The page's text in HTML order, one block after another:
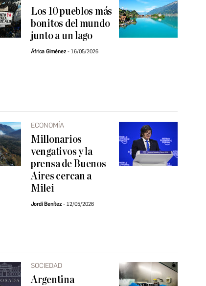
Los 10 pueblos más
bonitos del mundo
junto a un lago
África Giménez 16/05/2026
ECONOMÍA
Millonarios
vengativos y la
prensa de Buenos
Aires cercan a
Milei
Jordi Benítez 12/05/2026
SOCIEDAD
Argentina